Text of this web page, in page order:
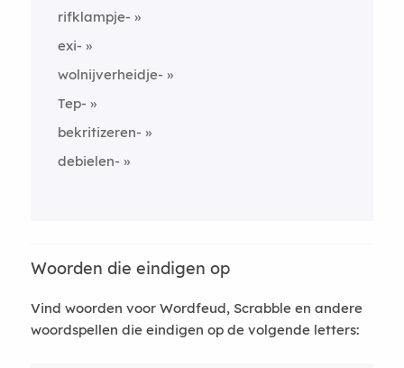
rifklampje-
exi-
wolnijverheidje-
Tep-
bekritizeren-
debielen-
Woorden die eindigen op
Vind woorden voor Wordfeud, Scrabble en andere
woordspellen die eindigen op de volgende letters: